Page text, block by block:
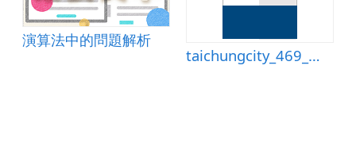
演算法中的問題解析
taichungcity_469_教案.doc